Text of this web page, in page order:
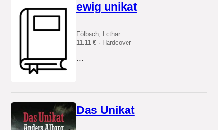
ewig unikat
Fölbach, Lothar
11.11 €· Hardcover
...
Das Unikat